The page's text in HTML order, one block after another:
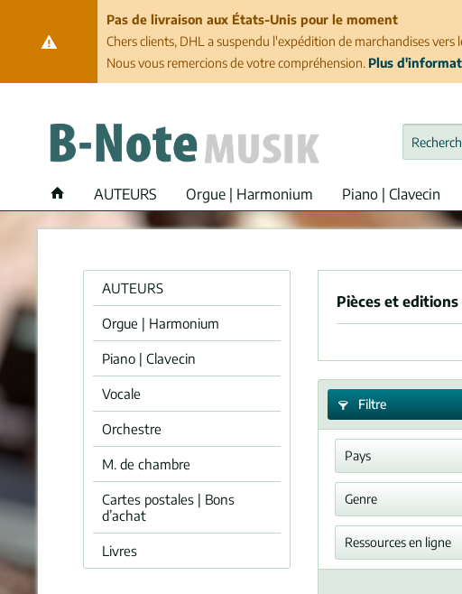
Pas de livraison aux États-Unis pour le moment
Chers clients, DHL a suspendu l'expédition de marchandises
Nous vous remercions de votre compréhension. Plus
AUTEURS Orgue | Harmonium Piano | Clavecin
AUTEURS
Orgue | Harmonium
Piano | Clavecin
Vocale
Orchestre
M. de chambre
Cartes postales | Bons
d’achat
Livres
Pièces et
Filtre
Pays
Allemagne
Genre
Morceau
Ressources en ligne